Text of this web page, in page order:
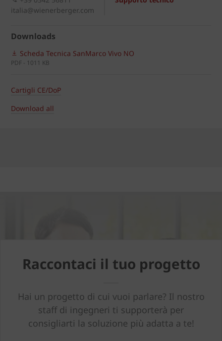
italia@wienerberger.com
Downloads
Scheda Tecnica SanMarco Vivo NO
PDF - 1011 KB
Cartigli CE/DoP
Download all
Raccontaci il tuo progetto
Hai un progetto di cui vuoi parlare? Il nostro
staff di ingegneri ti supporterà per
consigliarti la soluzione più adatta a te!